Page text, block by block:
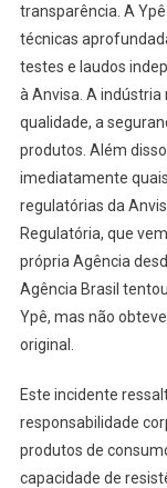
transparência. A
técnicas
testes e laudos
à Anvisa. A
qualidade, a
produtos. Além
imediatamente
regulatórias da
Regulatória, que
própria Agência
Agência Brasil
Ypê, mas não
original.
Este incidente
responsabilidade
produtos de
capacidade de